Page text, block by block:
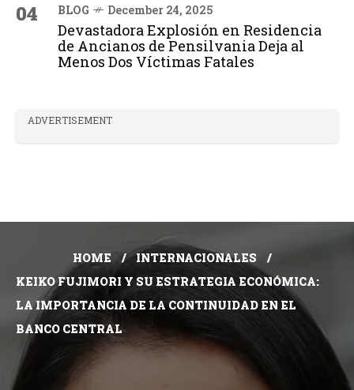
04 BLOG December 24, 2025
Devastadora Explosión en Residencia
de Ancianos de Pensilvania Deja al
Menos Dos Víctimas Fatales
ADVERTISEMENT
HOME
INTERNACIONALES
KEIKO FUJIMORI Y SU ESTRATEGIA ECONÓMICA:
LA IMPORTANCIA DE LA CONTINUIDAD EN EL
BANCO CENTRAL